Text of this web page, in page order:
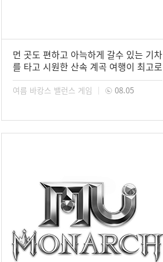
먼 곳도 편하고 아늑하게 갈수 있는 기차
를 타고 시원한 산속 계곡 여행이 최고로
좋아요~
여름 바캉스 밸런스 게임 08.05